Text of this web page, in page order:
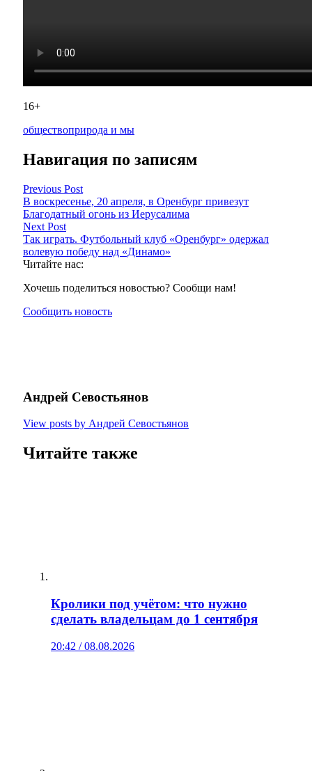
16+
обществоприрода и мы
Навигация по записям
Previous Post
В воскресенье, 20 апреля, в Оренбург привезут
Благодатный огонь из Иерусалима
Next Post
Так играть. Футбольный клуб «Оренбург» одержал
волевую победу над «Динамо»
Читайте нас:
Хочешь поделиться новостью? Сообщи нам!
Сообщить новость
Андрей Севостьянов
View posts by Андрей Севостьянов
Читайте также
Кролики под учётом: что нужно
сделать владельцам до 1 сентября
20:42 / 08.08.2026